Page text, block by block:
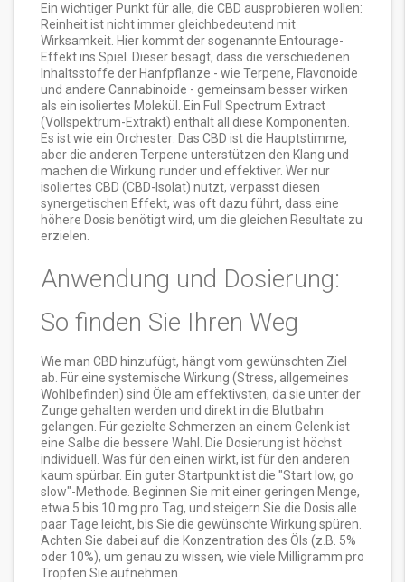
Ein wichtiger Punkt für alle, die CBD ausprobieren wollen:
Reinheit ist nicht immer gleichbedeutend mit
Wirksamkeit. Hier kommt der sogenannte Entourage-
Effektins Spiel. Dieser besagt, dass die verschiedenen
Inhaltsstoffe der Hanfpflanze - wie Terpene, Flavonoide
und andere Cannabinoide - gemeinsam besser wirken
als ein isoliertes Molekül. Ein Full Spectrum Extract
(Vollspektrum-Extrakt) enthält all diese Komponenten.
Es ist wie ein Orchester: Das CBD ist die Hauptstimme,
aber die anderen Terpene unterstützen den Klang und
machen die Wirkung runder und effektiver. Wer nur
isoliertes CBD (CBD-Isolat) nutzt, verpasst diesen
synergetischen Effekt, was oft dazu führt, dass eine
höhere Dosis benötigt wird, um die gleichen Resultate zu
erzielen.
Anwendung und Dosierung:
So finden Sie Ihren Weg
Wie man CBD hinzufügt, hängt vom gewünschten Ziel
ab. Für eine systemische Wirkung (Stress, allgemeines
Wohlbefinden) sind Öle am effektivsten, da sie unter der
Zunge gehalten werden und direkt in die Blutbahn
gelangen. Für gezielte Schmerzen an einem Gelenk ist
eine Salbe die bessere Wahl. Die Dosierung ist höchst
individuell. Was für den einen wirkt, ist für den anderen
kaum spürbar. Ein guter Startpunkt ist die "Start low, go
slow"-Methode. Beginnen Sie mit einer geringen Menge,
etwa 5 bis 10 mg pro Tag, und steigern Sie die Dosis alle
paar Tage leicht, bis Sie die gewünschte Wirkung spüren.
Achten Sie dabei auf die Konzentration des Öls (z.B. 5%
oder 10%), um genau zu wissen, wie viele Milligramm pro
Tropfen Sie aufnehmen.